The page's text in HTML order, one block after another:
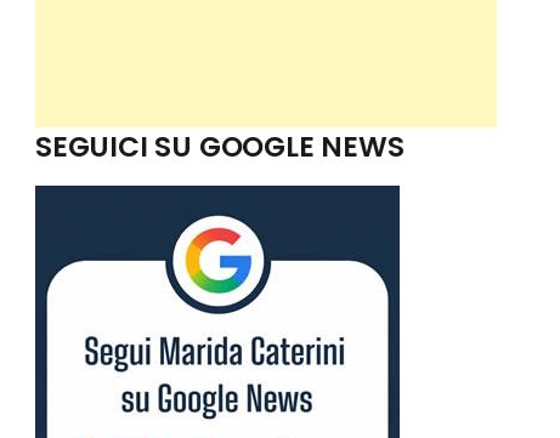
SEGUICI SU GOOGLE NEWS